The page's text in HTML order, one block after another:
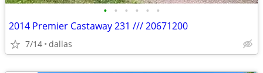
• • • • • •
2014 Premier Castaway 231 /// 20671200
7/14 dallas